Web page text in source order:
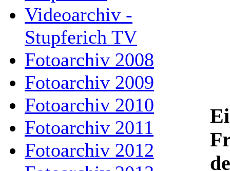
Videoarchiv -
Stupferich TV
Fotoarchiv 2008
Fotoarchiv 2009
Fotoarchiv 2010
Fotoarchiv 2011
Fotoarchiv 2012